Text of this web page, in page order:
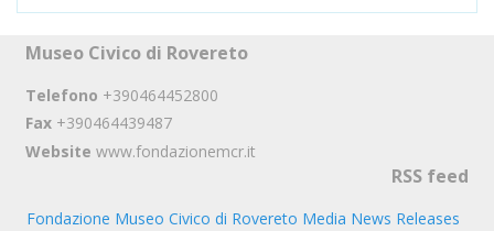
Museo Civico di Rovereto
Telefono +390464452800
Fax +390464439487
Website www.fondazionemcr.it
RSS feed
Fondazione Museo Civico di Rovereto Media News Releases